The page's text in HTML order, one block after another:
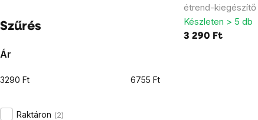
Szűrés
Ár
3290 Ft 6755 Ft
Raktáron 2
étrend-kiegészítő
Készleten > 5 db
3 290 Ft